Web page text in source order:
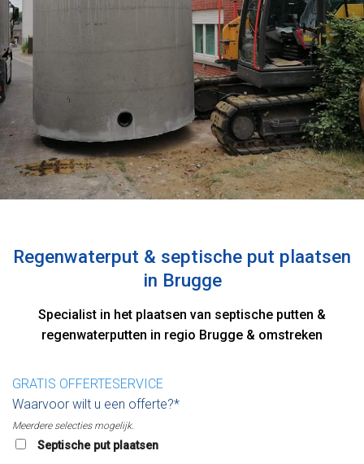
Regenwaterput & septische put plaatsen
in Brugge
Specialist in het plaatsen van septische putten &
regenwaterputten in regio Brugge & omstreken
GRATIS OFFERTESERVICE
Waarvoor wilt u een offerte?*
Meerdere selecties mogelijk.
Septische put plaatsen